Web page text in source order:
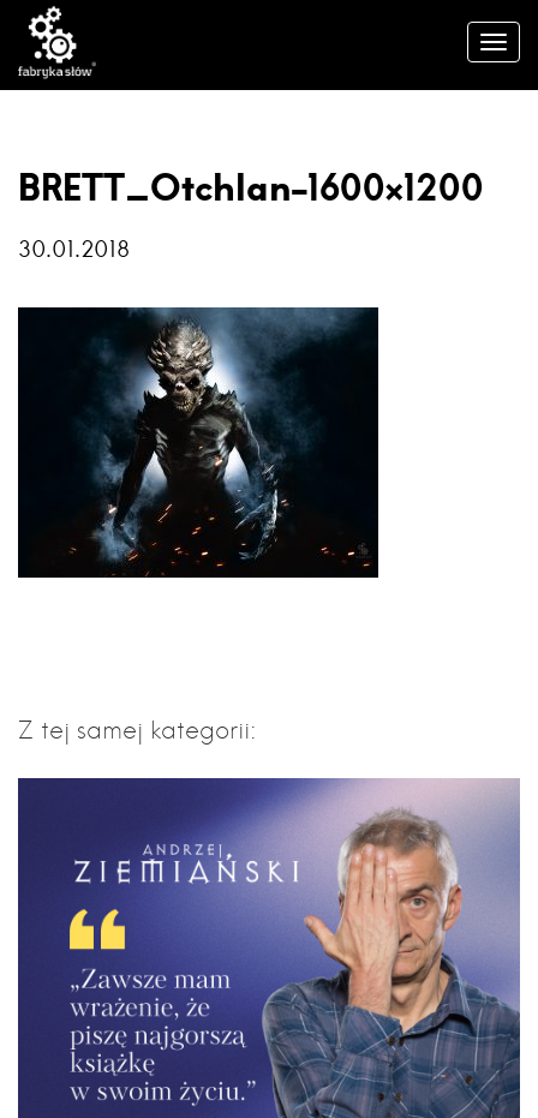
BRETT_Otchlan-1600×1200
30.01.2018
Z tej samej kategorii: